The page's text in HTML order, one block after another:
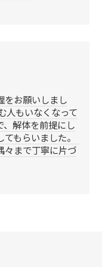
をお願いしまし
人もいなくなって
、解体を前提にし
てもらいました。
々まで丁寧に片づ